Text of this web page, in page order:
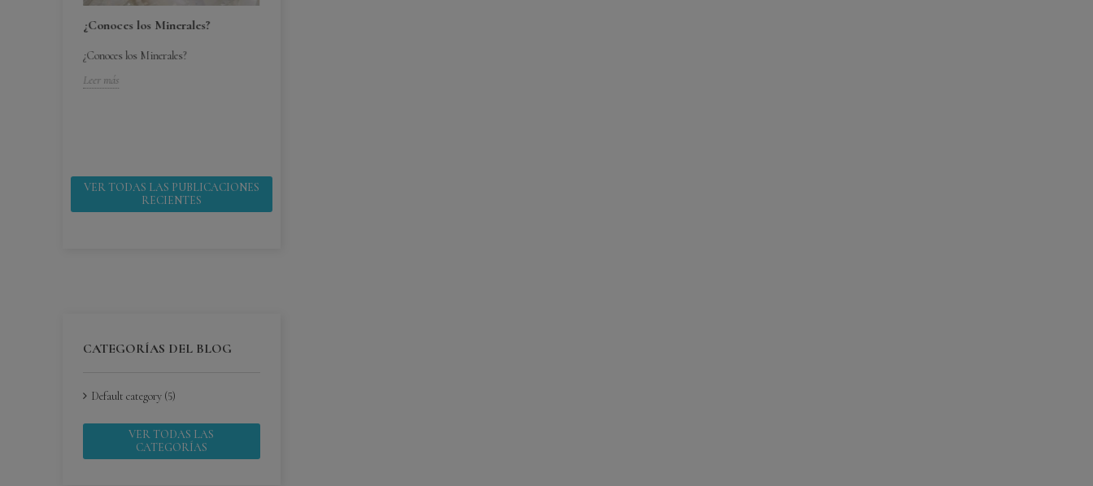
¿Conoces los Minerales?
¿Conoces los Minerales?
Leer más
VER TODAS LAS PUBLICACIONES
RECIENTES
CATEGORÍAS DEL BLOG
Default category (5)
VER TODAS LAS
CATEGORÍAS